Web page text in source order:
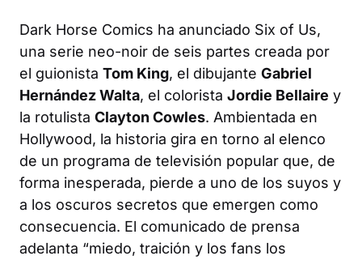
Dark Horse Comics ha anunciado Six of Us,
una serie neo-noir de seis partes creada por
el guionista Tom King, el dibujante Gabriel
Hernández Walta, el colorista Jordie Bellaire y
la rotulista Clayton Cowles. Ambientada en
Hollywood, la historia gira en torno al elenco
de un programa de televisión popular que, de
forma inesperada, pierde a uno de los suyos y
a los oscuros secretos que emergen como
consecuencia. El comunicado de prensa
adelanta “miedo, traición y los fans los